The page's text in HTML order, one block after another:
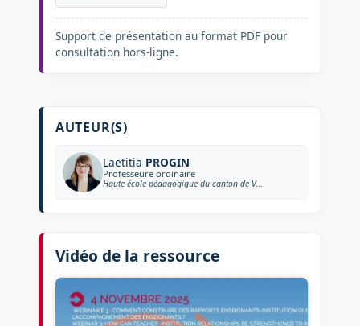
Support de présentation au format PDF pour
consultation hors-ligne.
AUTEUR(S)
Laetitia PROGIN
Professeure ordinaire
Haute école pédagogique du canton de Vaud (Suisse)
Vidéo de la ressource